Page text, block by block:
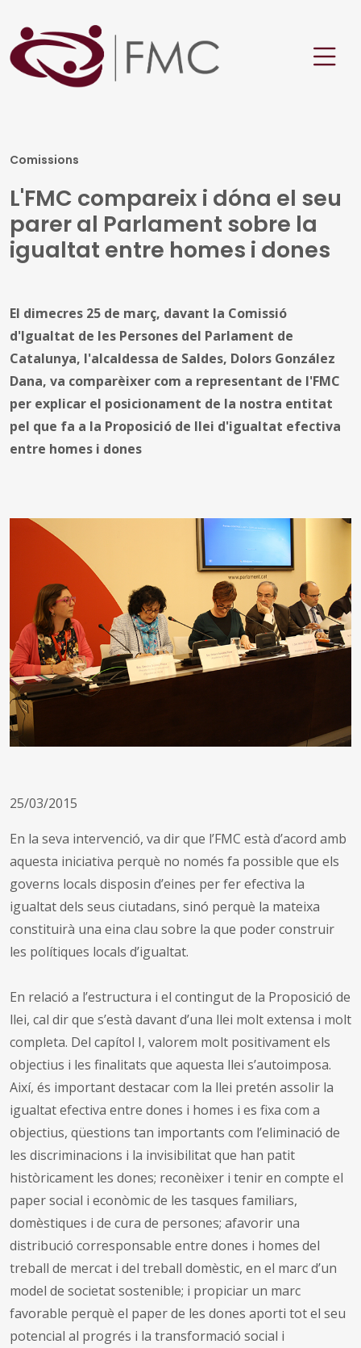
Comissions
L'FMC compareix i dóna el seu
parer al Parlament sobre la
igualtat entre homes i dones
El dimecres 25 de març, davant la Comissió
d'Igualtat de les Persones del Parlament de
Catalunya, l'alcaldessa de Saldes, Dolors González
Dana, va comparèixer com a representant de l'FMC
per explicar el posicionament de la nostra entitat
pel que fa a la Proposició de llei d'igualtat efectiva
entre homes i dones
25/03/2015
En la seva intervenció, va dir que l’FMC està d’acord amb
aquesta iniciativa perquè no només fa possible que els
governs locals disposin d’eines per fer efectiva la
igualtat dels seus ciutadans, sinó perquè la mateixa
constituirà una eina clau sobre la que poder construir
les polítiques locals d’igualtat.
En relació a l’estructura i el contingut de la Proposició de
llei, cal dir que s’està davant d’una llei molt extensa i molt
completa. Del capítol I, valorem molt positivament els
objectius i les finalitats que aquesta llei s’autoimposa.
Així, és important destacar com la llei pretén assolir la
igualtat efectiva entre dones i homes i es fixa com a
objectius, qüestions tan importants com l’eliminació de
les discriminacions i la invisibilitat que han patit
històricament les dones; reconèixer i tenir en compte el
paper social i econòmic de les tasques familiars,
domèstiques i de cura de persones; afavorir una
distribució corresponsable entre dones i homes del
treball de mercat i del treball domèstic, en el marc d’un
model de societat sostenible; i propiciar un marc
favorable perquè el paper de les dones aporti tot el seu
potencial al progrés i la transformació social i